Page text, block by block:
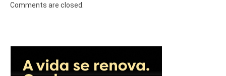
Comments are closed.